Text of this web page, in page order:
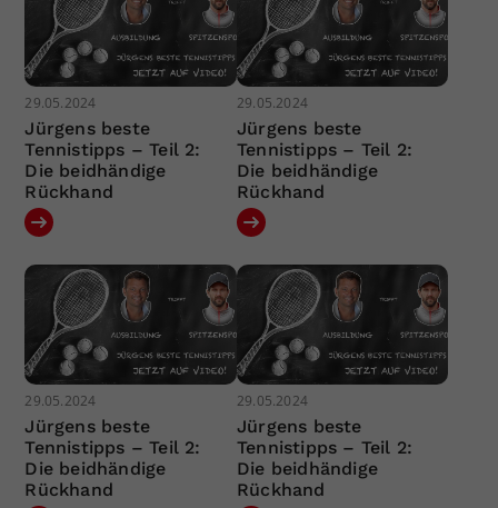
29.05.2024
Jürgens beste
Tennistipps – Teil 2:
Die beidhändige
Rückhand
29.05.2024
Jürgens beste
Tennistipps – Teil 2:
Die beidhändige
Rückhand
29.05.2024
Jürgens beste
Tennistipps – Teil 2:
Die beidhändige
Rückhand
29.05.2024
Jürgens beste
Tennistipps – Teil 2:
Die beidhändige
Rückhand